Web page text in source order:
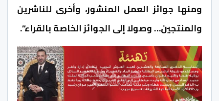
ومنها جوائز العمل المنشور، وأخرى للناشرين
والمنتجين… وصولا إلى الجوائز الخاصة بالقراء”.